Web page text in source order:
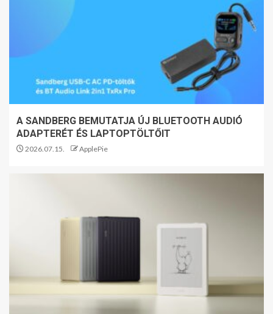
A SANDBERG BEMUTATJA ÚJ BLUETOOTH AUDIÓ
ADAPTERÉT ÉS LAPTOPTÖLTŐIT
2026.07.15. ApplePie